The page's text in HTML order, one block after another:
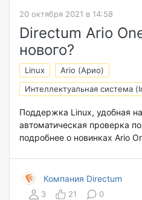
20 октября 2021 в 14:58
Directum Ario
нового?
Linux
Ario (Арио)
Интеллектуальная система
Поддержка Linux, удобная
автоматическая проверка
подробнее о новинках Ario
Компания Directum
3 21 0